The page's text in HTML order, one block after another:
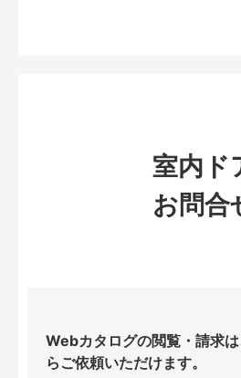
室内ド
お問合
Webカタログの閲覧・請求
らご依頼いただけます。